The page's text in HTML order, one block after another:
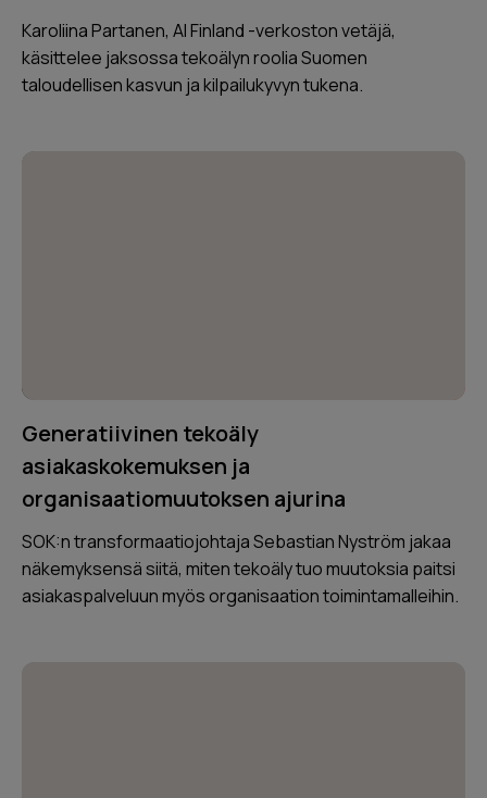
Karoliina Partanen, AI Finland -verkoston vetäjä,
käsittelee jaksossa tekoälyn roolia Suomen
taloudellisen kasvun ja kilpailukyvyn tukena.
Generatiivinen tekoäly
asiakaskokemuksen ja
organisaatiomuutoksen ajurina
SOK:n transformaatiojohtaja Sebastian Nyström jakaa
näkemyksensä siitä, miten tekoäly tuo muutoksia paitsi
asiakaspalveluun myös organisaation toimintamalleihin.